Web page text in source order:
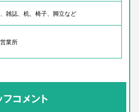
雑誌、机、椅子、脚立など
業所
コメント